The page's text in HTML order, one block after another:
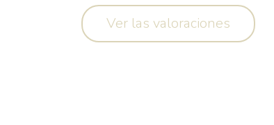
Ver las valoraciones